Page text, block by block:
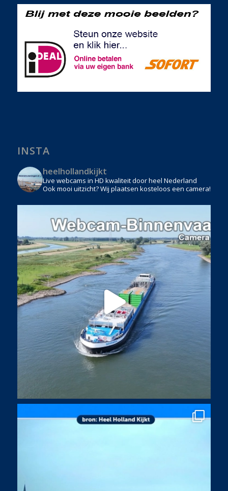
INSTA
heelhollandkijkt
Live webcams in HD kwaliteit door heel Nederland
Ook mooi uitzicht? Wij plaatsen kosteloos een camera!